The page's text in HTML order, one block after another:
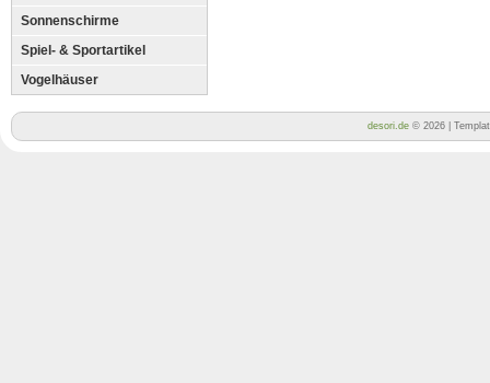
Sonnenschirme
Spiel- & Sportartikel
Vogelhäuser
desori.de © 2026 |